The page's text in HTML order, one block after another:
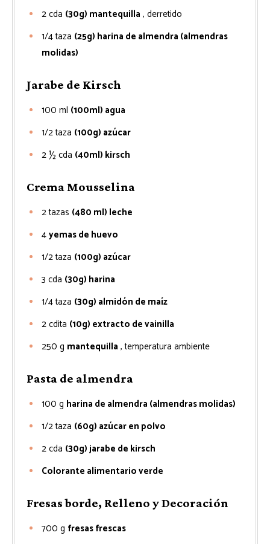
2cda (30g) mantequilla , derretido
1/4taza (25g) harina de almendra (almendras
molidas)
Jarabe de Kirsch
100 ml (100ml) agua
1/2taza (100g) azúcar
2 ½cda (40ml) kirsch
Crema Mousselina
2tazas (480 ml) leche
4yemas de huevo
1/2taza (100g) azúcar
3 cda (30g) harina
1/4taza (30g) almidón de maíz
2cdita (10g) extracto de vainilla
250 g mantequilla , temperatura ambiente
Pasta de almendra
100 g harina de almendra (almendras molidas)
1/2taza (60g) azúcar en polvo
2cda (30g) jarabe de kirsch
Colorante alimentario verde
Fresas borde, Relleno y Decoración
700 g fresas frescas